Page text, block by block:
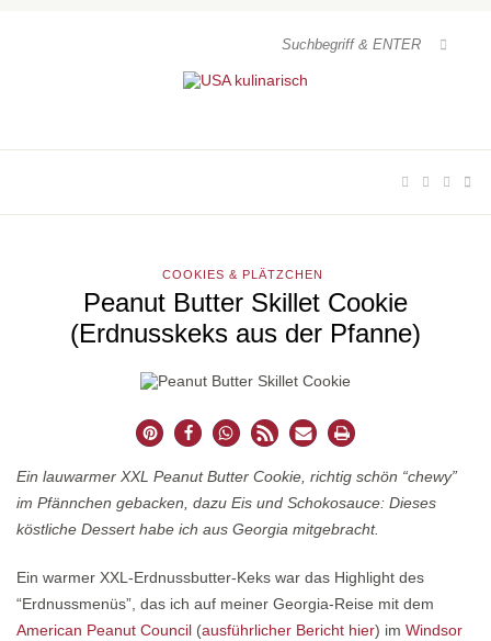
COOKIES & PLÄTZCHEN
Peanut Butter Skillet Cookie
(Erdnusskeks aus der Pfanne)
Ein lauwarmer XXL Peanut Butter Cookie, richtig schön “chewy”
im Pfännchen gebacken, dazu Eis und Schokosauce: Dieses
köstliche Dessert habe ich aus Georgia mitgebracht.
Ein warmer XXL-Erdnussbutter-Keks war das Highlight des
“Erdnussmenüs”, das ich auf meiner Georgia-Reise mit dem
American Peanut Council (ausführlicher Bericht hier) im Windsor